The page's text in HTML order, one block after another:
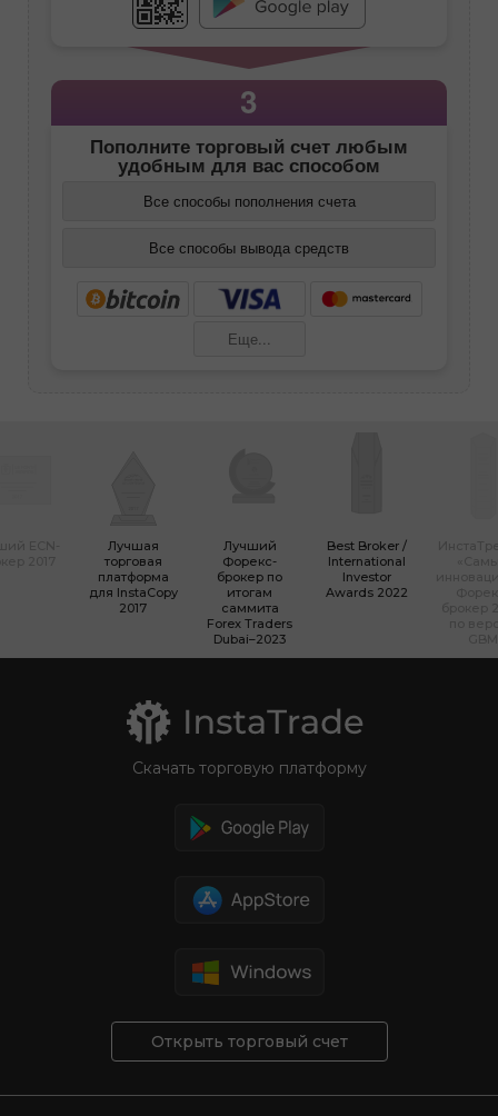
3
Пополните торговый счет любым
удобным для вас способом
Все способы пополнения счета
Все способы вывода средств
Еще...
Лучшая
торговая
платформа
для InstaCopy
2017
Лучший
Форекс-
брокер по
итогам
саммита
Forex Traders
Dubai–2023
Best Broker /
International
Investor
Awards 2022
Скачать торговую платформу
Открыть торговый счет